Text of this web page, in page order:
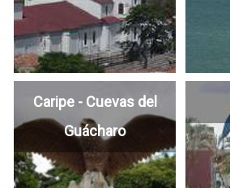
Caripe - Cuevas del
Guácharo